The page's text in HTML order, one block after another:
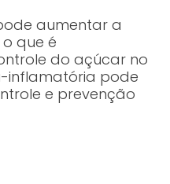
aumentar a
que é
do açúcar no
inflamatória pode
e prevenção